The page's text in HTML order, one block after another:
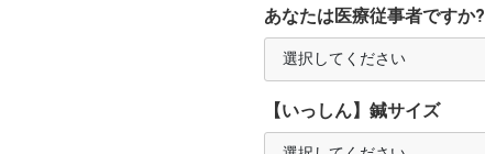
あなたは医療従事者ですか?
【いっしん】鍼サイズ